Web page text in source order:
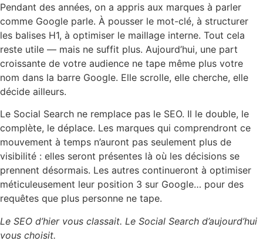
Pendant des années, on a appris aux marques à parler
comme Google parle. À pousser le mot-clé, à structurer
les balises H1, à optimiser le maillage interne. Tout cela
reste utile — mais ne suffit plus. Aujourd’hui, une part
croissante de votre audience ne tape même plus votre
nom dans la barre Google. Elle scrolle, elle cherche, elle
décide ailleurs.
Le Social Search ne remplace pas le SEO. Il le double, le
complète, le déplace. Les marques qui comprendront ce
mouvement à temps n’auront pas seulement plus de
visibilité : elles seront présentes là où les décisions se
prennent désormais. Les autres continueront à optimiser
méticuleusement leur position 3 sur Google… pour des
requêtes que plus personne ne tape.
Le SEO d’hier vous classait. Le Social Search d’aujourd’hui
vous choisit.